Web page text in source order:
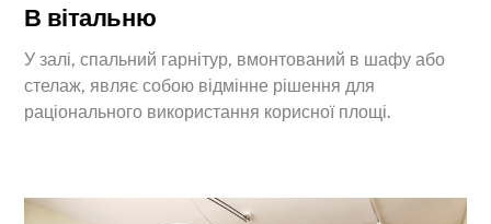
В вітальню
У залі, спальний гарнітур, вмонтований в шафу або
стелаж, являє собою відмінне рішення для
раціонального використання корисної площі.